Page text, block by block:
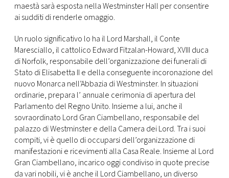
CONSIGLIA
maestà sarà esposta nella Westminster Hall per consentire
ai sudditi di renderle omaggio.
Un ruolo significativo lo ha il Lord Marshall, il Conte
Maresciallo, il cattolico Edward Fitzalan-Howard, XVIII duca
di Norfolk, responsabile dell’organizzazione dei funerali di
Stato di Elisabetta II e della conseguente incoronazione del
nuovo Monarca nell’Abbazia di Westminster. In situazioni
ordinarie, prepara l’ annuale cerimonia di apertura del
Parlamento del Regno Unito. Insieme a lui, anche il
sovraordinato Lord Gran Ciambellano, responsabile del
palazzo di Westminster e della Camera dei Lord. Tra i suoi
compiti, vi è quello di occuparsi dell’organizzazione di
manifestazioni e ricevimenti alla Casa Reale. Insieme al Lord
Gran Ciambellano, incarico oggi condiviso in quote precise
da vari nobili, vi è anche il Lord Ciambellano, un diverso